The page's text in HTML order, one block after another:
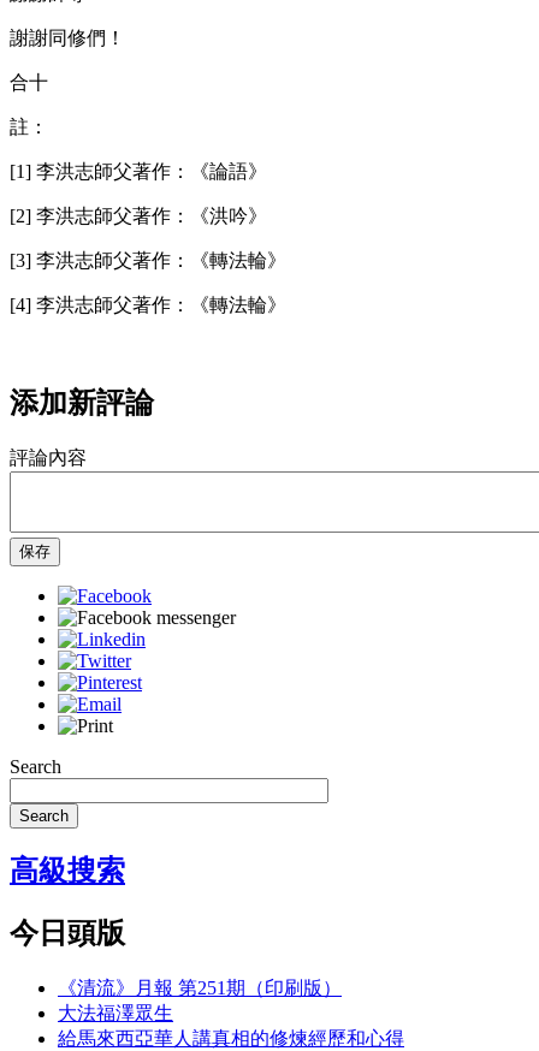
謝謝同修們！
合十
註：
[1] 李洪志師父著作：《論語》
[2] 李洪志師父著作：《洪吟》
[3] 李洪志師父著作：《轉法輪》
[4] 李洪志師父著作：《轉法輪》
添加新評論
評論內容
保存
Search
Search
高級搜索
今日頭版
《清流》月報 第251期（印刷版）
大法福澤眾生
給馬來西亞華人講真相的修煉經歷和心得